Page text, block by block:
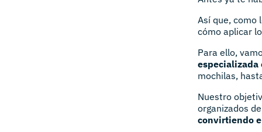
Así que, como
cómo aplicar
Para ello,
especializada
mochilas,
Nuestro
organizados
convirtiendo